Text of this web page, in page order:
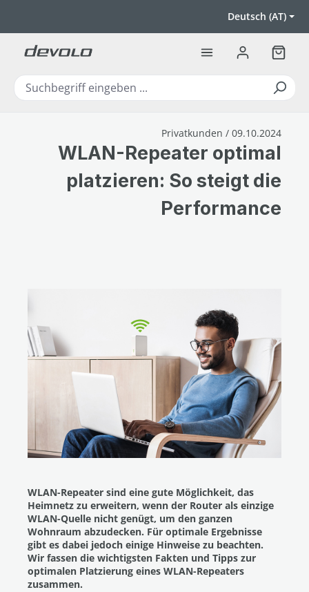
Deutsch (AT)
Privatkunden / 09.10.2024
WLAN-Repeater optimal
platzieren: So steigt die
Performance
WLAN-Repeater sind eine gute Möglichkeit, das
Heimnetz zu erweitern, wenn der Router als einzige
WLAN-Quelle nicht genügt, um den ganzen
Wohnraum abzudecken. Für optimale Ergebnisse
gibt es dabei jedoch einige Hinweise zu beachten.
Wir fassen die wichtigsten Fakten und Tipps zur
optimalen Platzierung eines WLAN-Repeaters
zusammen.